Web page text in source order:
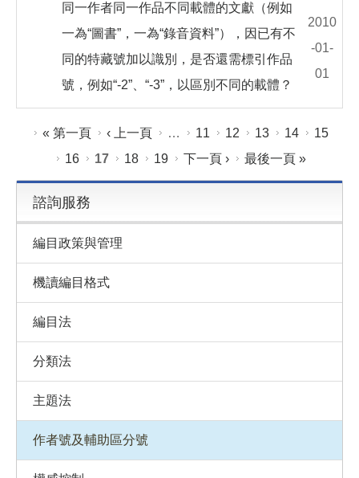
同一作者同一作品不同載體的文獻（例如
一為“圖書”，一為“錄音資料”），因已有不
同的特藏號加以識別，是否還需標引作品
號，例如“-2”、“-3”，以區別不同的載體？
2010
-01-
01
頁面« 第一頁 ‹ 上一頁 … 11 12 13 14
15
16
17 18 19 下一頁 › 最後一頁 »
諮詢服務
編目政策與管理
機讀編目格式
編目法
分類法
主題法
作者號及輔助區分號